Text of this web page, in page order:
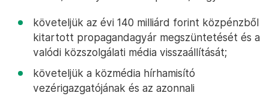
követeljük az évi 140 milliárd forint közpénzből
kitartott propagandagyár megszüntetését és a
valódi közszolgálati média visszaállítását;
követeljük a közmédia hírhamisító
vezérigazgatójának és az azonnali